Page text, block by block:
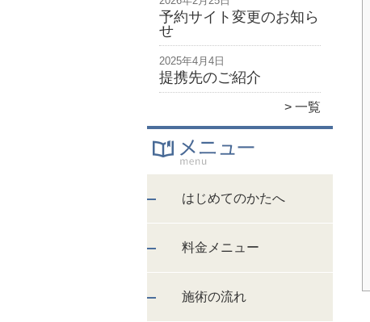
予約サイト変更のお知ら
せ
2025年4月4日
提携先のご紹介
一覧
はじめてのかたへ
料金メニュー
施術の流れ